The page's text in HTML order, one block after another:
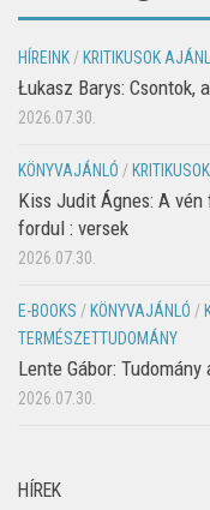
HÍREINK/ KRITIKUSOK
Łukasz Barys: Csontok,
2026.07.30.
KÖNYVAJÁNLÓ /
Kiss Judit Ágnes: A
fordul : versek
2026.07.30.
E-BOOKS / KÖNYVAJÁNLÓ /
TERMÉSZETTUDOMÁNY
Lente Gábor:
2026.07.30.
HÍREK